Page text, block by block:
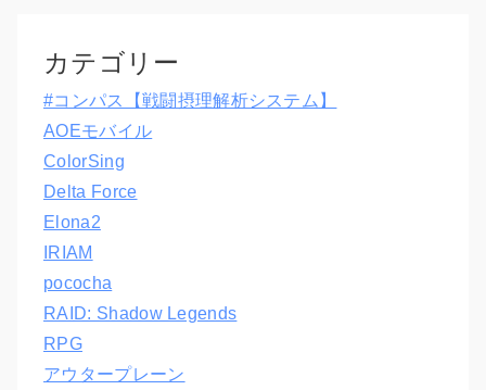
カテゴリー
#コンパス【戦闘摂理解析システム】
AOEモバイル
ColorSing
Delta Force
Elona2
IRIAM
pococha
RAID: Shadow Legends
RPG
アウタープレーン